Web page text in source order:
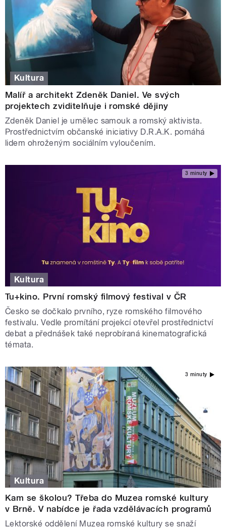
Kultura
Malíř a architekt Zdeněk Daniel. Ve svých
projektech zviditelňuje i romské dějiny
Zdeněk Daniel je umělec samouk a romský aktivista.
Prostřednictvím občanské iniciativy D.R.A.K. pomáhá
lidem ohroženým sociálním vyloučením.
3 minuty
Kultura
Tu+kino. První romský filmový festival v ČR
Česko se dočkalo prvního, ryze romského filmového
festivalu. Vedle promítání projekcí otevřel prostřednictví
debat a přednášek také neprobíraná kinematografická
témata.
3 minuty
Kultura
Kam se školou? Třeba do Muzea romské kultury
v Brně. V nabídce je řada vzdělávacích programů
Lektorské oddělení Muzea romské kultury se snaží